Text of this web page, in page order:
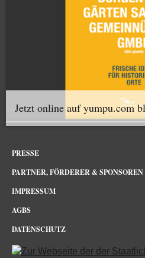
Jetzt online auf yumpu.com
PRESSE
PARTNER, FÖRDERER & SPONSOREN
IMPRESSUM
AGBS
DATENSCHUTZ